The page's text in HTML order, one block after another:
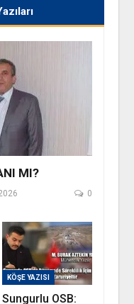
MI?
0
KÖŞE YAZISI
Sungurlu OSB: